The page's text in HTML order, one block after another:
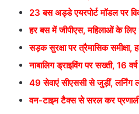
23 बस अड्डे एयरपोर्ट मॉडल पर
हर बस में जीपीएस, महिलाओं के
सड़क सुरक्षा पर त्रैमासिक
नाबालिग ड्राइविंग पर सख्ती, 16
49 सेवाएं सीएससी से जुड़ीं, लर्निंग
वन-टाइम टैक्स से सरल कर प्रणाली,